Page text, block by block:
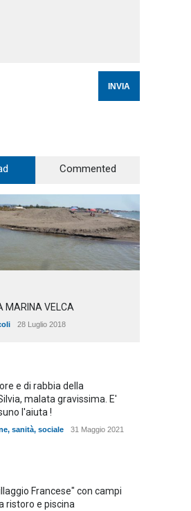
Commented
MARINA VELCA
28 Luglio 2018
e di rabbia della
malata gravissima. E'
l'aiuta !
, sanità, sociale 31 Maggio 2021
Francese" con campi
ristoro e piscina